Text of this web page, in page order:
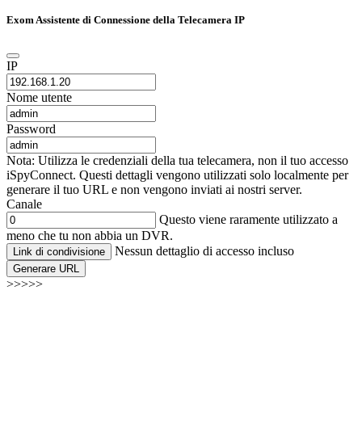
Exom Assistente di Connessione della Telecamera IP
IP
Nome utente
Password
Nota: Utilizza le credenziali della tua telecamera, non il tuo accesso
iSpyConnect. Questi dettagli vengono utilizzati solo localmente per
generare il tuo URL e non vengono inviati ai nostri server.
Canale
Questo viene raramente utilizzato a
meno che tu non abbia un DVR.
Link di condivisione Nessun dettaglio di accesso incluso
Generare URL
>>>>>